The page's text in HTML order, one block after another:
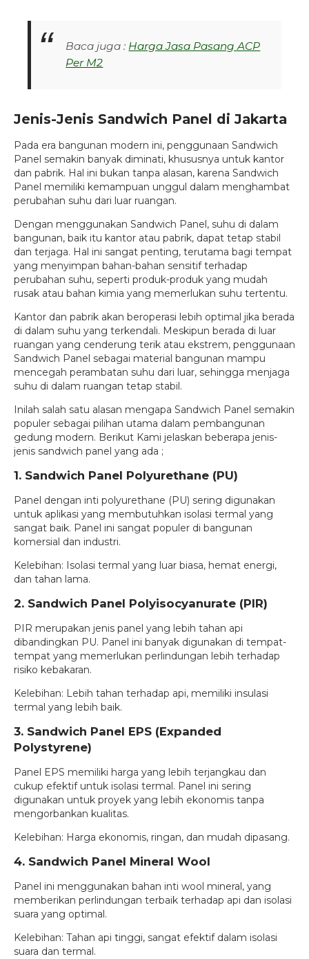
Baca juga : Harga Jasa Pasang ACP
Per M2
Jenis-Jenis Sandwich Panel di Jakarta
Pada era bangunan modern ini, penggunaan Sandwich
Panel semakin banyak diminati, khususnya untuk kantor
dan pabrik. Hal ini bukan tanpa alasan, karena Sandwich
Panel memiliki kemampuan unggul dalam menghambat
perubahan suhu dari luar ruangan.
Dengan menggunakan Sandwich Panel, suhu di dalam
bangunan, baik itu kantor atau pabrik, dapat tetap stabil
dan terjaga. Hal ini sangat penting, terutama bagi tempat
yang menyimpan bahan-bahan sensitif terhadap
perubahan suhu, seperti produk-produk yang mudah
rusak atau bahan kimia yang memerlukan suhu tertentu.
Kantor dan pabrik akan beroperasi lebih optimal jika berada
di dalam suhu yang terkendali. Meskipun berada di luar
ruangan yang cenderung terik atau ekstrem, penggunaan
Sandwich Panel sebagai material bangunan mampu
mencegah perambatan suhu dari luar, sehingga menjaga
suhu di dalam ruangan tetap stabil.
Inilah salah satu alasan mengapa Sandwich Panel semakin
populer sebagai pilihan utama dalam pembangunan
gedung modern. Berikut Kami jelaskan beberapa jenis-
jenis sandwich panel yang ada ;
1. Sandwich Panel Polyurethane (PU)
Panel dengan inti polyurethane (PU) sering digunakan
untuk aplikasi yang membutuhkan isolasi termal yang
sangat baik. Panel ini sangat populer di bangunan
komersial dan industri.
Kelebihan: Isolasi termal yang luar biasa, hemat energi,
dan tahan lama.
2. Sandwich Panel Polyisocyanurate (PIR)
PIR merupakan jenis panel yang lebih tahan api
dibandingkan PU. Panel ini banyak digunakan di tempat-
tempat yang memerlukan perlindungan lebih terhadap
risiko kebakaran.
Kelebihan: Lebih tahan terhadap api, memiliki insulasi
termal yang lebih baik.
3. Sandwich Panel EPS (Expanded
Polystyrene)
Panel EPS memiliki harga yang lebih terjangkau dan
cukup efektif untuk isolasi termal. Panel ini sering
digunakan untuk proyek yang lebih ekonomis tanpa
mengorbankan kualitas.
Kelebihan: Harga ekonomis, ringan, dan mudah dipasang.
4. Sandwich Panel Mineral Wool
Panel ini menggunakan bahan inti wool mineral, yang
memberikan perlindungan terbaik terhadap api dan isolasi
suara yang optimal.
Kelebihan: Tahan api tinggi, sangat efektif dalam isolasi
suara dan termal.